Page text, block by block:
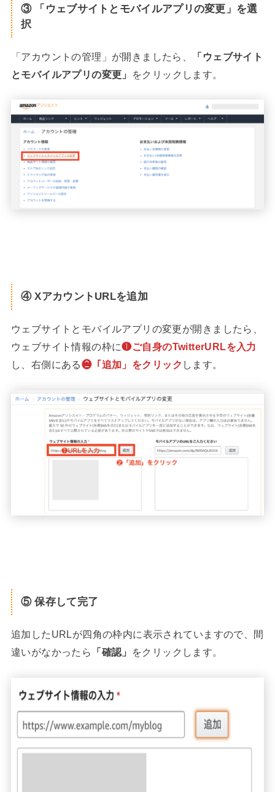
③ 「ウェブサイトとモバイルアプリの変更」を選
択
「アカウントの管理」が開きましたら、
「ウェブサイト
とモバイルアプリの変更」
をクリックします。
④ XアカウントURLを追加
ウェブサイトとモバイルアプリの変更が開きましたら、
ウェブサイト情報の枠に❶ご自身のTwitterURLを入力
し、右側にある❷「追加」をクリック します。
⑤ 保存して完了
追加したURLが四角の枠内に表示されていますので、間
違いがなかったら
「確認」 をクリックします。